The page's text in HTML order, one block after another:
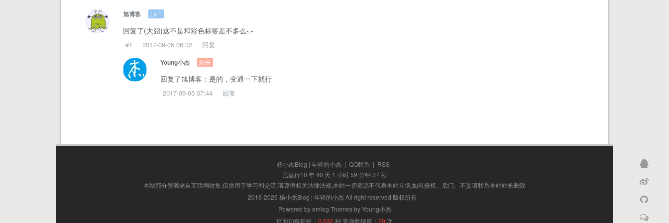
旭博客 Lv 1
回复了(大囧)这不是和彩色标签差不多么-.-
#1 2017-09-05 06:32 回复
Young小杰 站长
回复了旭博客：是的，变通一下就行
2017-09-05 07:44 回复
杨小杰Blog | 年轻的小杰 | QQ联系 | RSS
已运行10 年 40 天 1 小时 59 分钟 38 秒
本站部分资源来自互联网收集,仅供用于学习和交流,请遵循相关法律法规,本站一切资源不代表本站立场,如有侵权、后门、不妥请联系本站站长删除
2016-2026 杨小杰Blog | 年轻的小杰 All right reserved 版权所有
Powered by emlog Themes by Young小杰
页面加载耗时： 0.032 秒查询数据库： 20 次